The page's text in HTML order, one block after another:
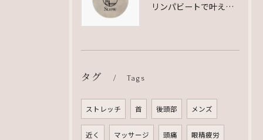
リンパビートで叶える毎日のリンパマッサージ習慣とむくみ解消セルフケア術
タグ Tags
ストレッチ 首 後頭部 メンズ
近く マッサージ 頭痛 眼精疲労